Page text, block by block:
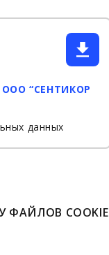
“СЕНТИКОР
данных
ФАЙЛОВ